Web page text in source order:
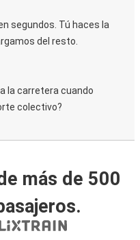
segundos. Tú haces la
del resto.
la carretera cuando
colectivo?
más de 500